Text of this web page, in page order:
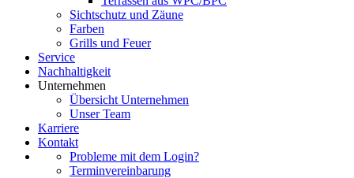
Sichtschutz und Zäune
Farben
Grills und Feuer
Service
Nachhaltigkeit
Unternehmen
Übersicht Unternehmen
Unser Team
Karriere
Kontakt
Probleme mit dem Login?
Terminvereinbarung